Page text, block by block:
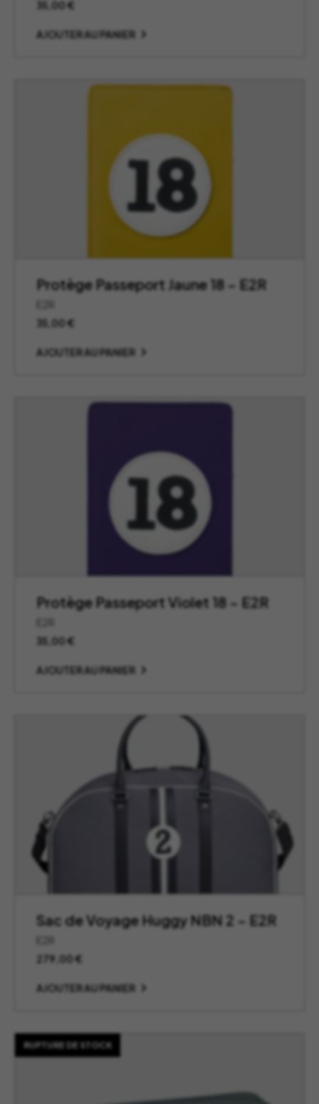
35,00€
AJOUTER AU PANIER
Protège Passeport Jaune 18 – E2R
35,00€
AJOUTER AU PANIER
Protège Passeport Violet 18 – E2R
35,00€
AJOUTER AU PANIER
Sac de Voyage Huggy NBN 2 – E2R
279,00€
AJOUTER AU PANIER
RUPTURE DE STOCK